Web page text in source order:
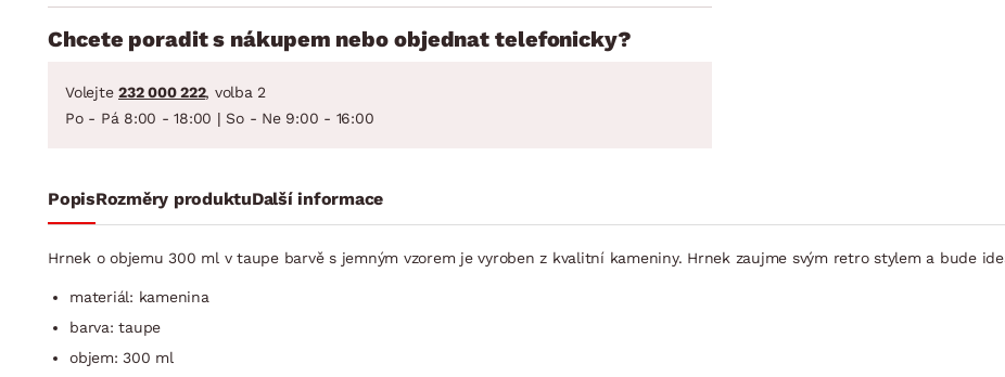
Chcete poradit s nákupem nebo objednat telefonicky?
Volejte 232 000 222, volba 2
Po - Pá 8:00 - 18:00 | So - Ne 9:00 - 16:00
PopisRozměry produktuDalší informace
Hrnek o objemu 300 ml v taupe barvě s jemným vzorem je vyroben z kvalitní kameniny. Hrnek zaujme svým retro stylem a bude
materiál: kamenina
barva: taupe
objem: 300 ml